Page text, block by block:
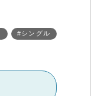
#シングル